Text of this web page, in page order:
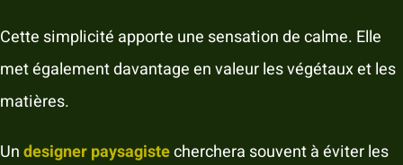
Cette simplicité apporte une sensation de calme. Elle
met également davantage en valeur les végétaux et les
matières.
Undesigner paysagistecherchera souvent à éviter les